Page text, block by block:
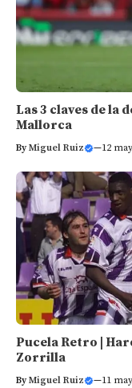
Las 3 claves de la
Mallorca
ByMiguel Ruiz —12
Pucela Retro |
Zorrilla
ByMiguel Ruiz —11